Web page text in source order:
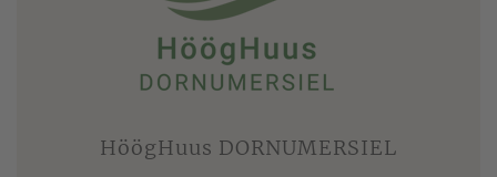
HöögHuus DORNUMERSIEL